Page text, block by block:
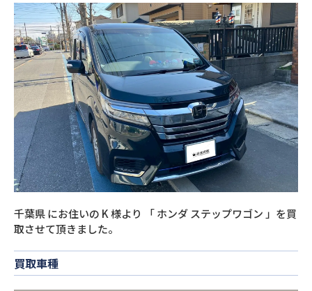
閉じる
千葉県にお住いの K様より 「ホンダ ステップワゴン 」を買
取させて頂きました。
買取車種